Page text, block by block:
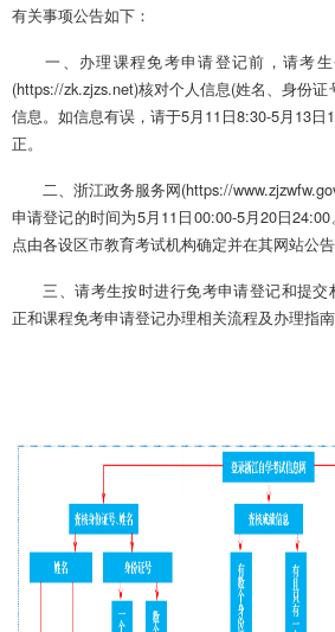
有关事项公告如下：
一、办理课程免考申请登记前，请考生
(https://zk.zjzs.net)核对个人信息(姓名、身份
信息。如信息有误，请于5月11日8:30-5月13日
正。
二、浙江政务服务网(https://
申请登记的时间为5月11日00:00-5月20日
点由各设区市教育考试机构确定并在其网站公告
三、请考生按时进行免考申请登记和提交
正和课程免考申请登记办理相关流程及办理指南